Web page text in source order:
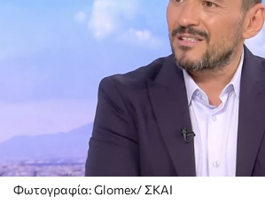
Φωτογραφία: Glomex/ ΣΚΑΙ